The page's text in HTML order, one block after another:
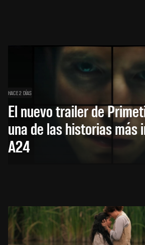
HACE 2 DÍAS
El nuevo trailer de
una de las historias más
A24